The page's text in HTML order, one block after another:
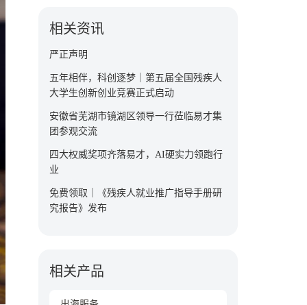
相关资讯
严正声明
五年相伴，科创逐梦｜第五届全国残疾人
大学生创新创业竞赛正式启动
安徽省芜湖市镜湖区领导一行莅临易才集
团参观交流
四大权威奖项齐落易才，AI硬实力领跑行
业
免费领取｜《残疾人就业推广指导手册研
究报告》发布
相关产品